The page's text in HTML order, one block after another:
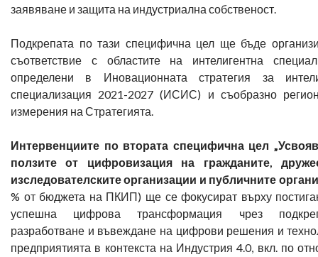
заявяване и защита на индустриална собственост.
Подкрепата по тази специфична цел ще бъде
съответствие с областите на интелигентна
определени в Иновационната стратегия за
специализация 2021-2027 (ИСИС) и съобразно
измерения на Стратегията.
Интервенциите по втората специфична цел
ползите от цифровизация на гражданите,
изследователските организации и публичните
% от бюджета на ПКИП) ще се фокусират върху
успешна цифрова трансформация чрез
разработване и въвеждане на цифрови решения и
предприятията в контекста на Индустрия 4.0, вкл. по